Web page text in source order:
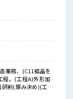
う！
業務、(C11結晶を
程。(工程A)外形加
削(厚み決め)(工程
査(不純物除去)及